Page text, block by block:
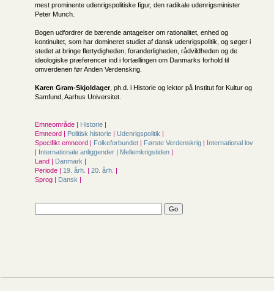
mest prominente udenrigspolitiske figur, den radikale udenrigsminister
Peter Munch.
Bogen udfordrer de bærende antagelser om rationalitet, enhed og
kontinuitet, som har domineret studiet af dansk udenrigspolitik, og søger i
stedet at bringe flertydigheden, foranderligheden, rådvildheden og de
ideologiske præferencer ind i fortællingen om Danmarks forhold til
omverdenen før Anden Verdenskrig.
Karen Gram-Skjoldager, ph.d. i Historie og lektor på Institut for Kultur og
Samfund, Aarhus Universitet.
Emneområde | Historie |
Emneord | Politisk historie | Udenrigspolitik |
Specifikt emneord | Folkeforbundet | Første Verdenskrig | International lov
| Internationale anliggender | Mellemkrigstiden |
Land | Danmark |
Periode | 19. årh. | 20. årh. |
Sprog | Dansk |